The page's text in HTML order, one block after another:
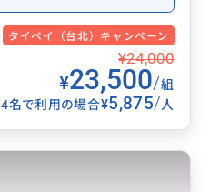
タイペイ（台北）キャンペーン
¥24,000
¥23,500/組
4名で利用の場合¥5,875/人